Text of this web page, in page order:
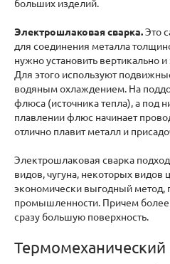
больших изделий.
Электрошлаковая сварка.Это
для соединения металла
нужно установить вертикально
Для этого используют
водяным охлаждением. На
флюса (источника тепла), а под
плавлении флюс начинает
отлично плавит металл и
Электрошлаковая сварка
видов, чугуна, некоторых видов
экономически выгодный метод,
промышленности. Причем более
сразу большую поверхность.
Термомеханический